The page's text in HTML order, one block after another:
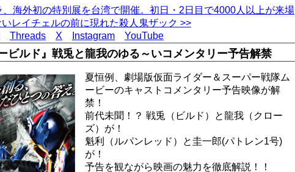
、海外初の特別展を台湾で開催。初日・2日目で4000人以上が来場
レイチェルの前に現れた殺人鬼ザック >>
Threads X Instagram YouTube
ビルド』戦兎と龍我のゆる～いコメンタリー予告解禁
夏恒例、劇場版仮面ライダー＆スーパー戦隊ム
ービーのキャストコメンタリー予告映像が解
禁！
前代未聞！？ 戦兎（ビルド）と龍我（クロー
ズ）が！
魁利（ルパンレッド）と圭一郎(パトレン1号)
が！
予告を観ながら映画の魅力を徹底解説！！